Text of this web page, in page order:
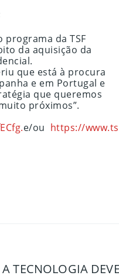
da TSF
da aquisição da
que está à procura
e em Portugal e
que queremos
próximos”.
e/ou https://
TECNOLOGIA